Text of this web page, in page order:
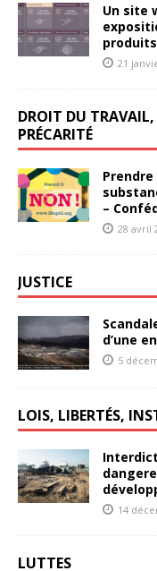
Un site
21
DROIT DU
PRÉCARITÉ
–
28 avril
JUSTICE
d’une
5
LOIS, LIBERTÉS,
14
LUTTES